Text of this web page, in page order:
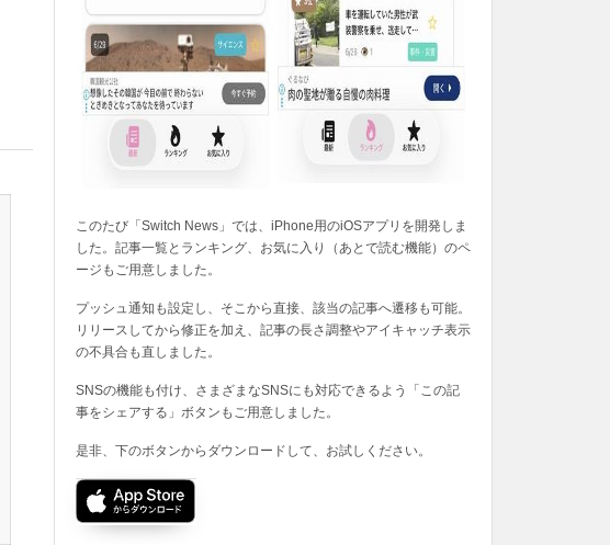
このたび「Switch News」では、iPhone用のiOSアプリを開発しま
した。記事一覧とランキング、お気に入り（あとで読む機能）のペ
ージもご用意しました。
プッシュ通知も設定し、そこから直接、該当の記事へ遷移も可能。
リリースしてから修正を加え、記事の長さ調整やアイキャッチ表示
の不具合も直しました。
SNSの機能も付け、さまざまなSNSにも対応できるよう「この記
事をシェアする」ボタンもご用意しました。
是非、下のボタンからダウンロードして、お試しください。